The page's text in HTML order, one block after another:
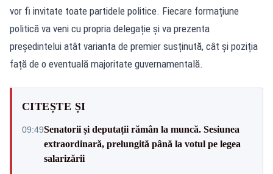
vor fi invitate toate partidele politice. Fiecare formațiune
politică va veni cu propria delegație și va prezenta
președintelui atât varianta de premier susținută, cât și poziția
față de o eventuală majoritate guvernamentală.
CITEȘTE ȘI
09:49Senatorii și deputații rămân la muncă. Sesiunea
extraordinară, prelungită până la votul pe legea
salarizării